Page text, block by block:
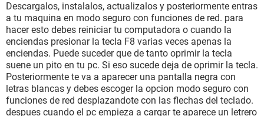
Descargalos, instalalos, actualizalos y posteriormente entras
a tu maquina en modo seguro con funciones de red. para
hacer esto debes reiniciar tu computadora o cuando la
enciendas presionar la tecla F8 varias veces apenas la
enciendas. Puede suceder que de tanto oprimir la tecla
suene un pito en tu pc. Si eso sucede deja de oprimir la tecla.
Posteriormente te va a aparecer una pantalla negra con
letras blancas y debes escoger la opcion modo seguro con
funciones de red desplazandote con las flechas del teclado.
despues cuando el pc empieza a cargar te aparece un letrero